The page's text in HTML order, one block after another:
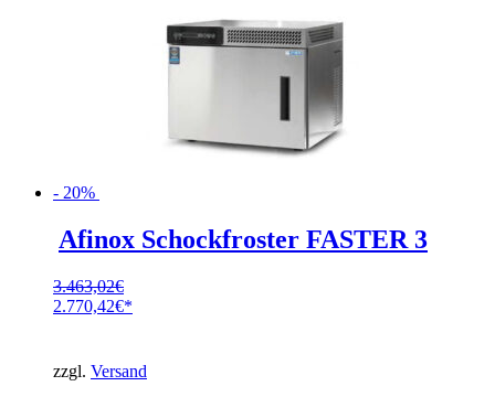
- 20%
Afinox Schockfroster FASTER 3
3.463,02€
Ursprünglicher
3.463,02€
2.770,42€
ist:
2.770,42€.
zzgl. Versand